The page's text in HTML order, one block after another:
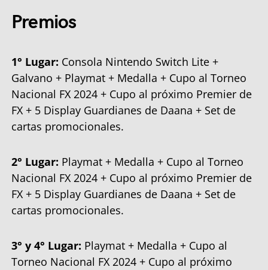
Premios
1° Lugar: Consola Nintendo Switch Lite +
Galvano + Playmat + Medalla + Cupo al Torneo
Nacional FX 2024 + Cupo al próximo Premier de
FX + 5 Display Guardianes de Daana + Set de
cartas promocionales.
2° Lugar: Playmat + Medalla + Cupo al Torneo
Nacional FX 2024 + Cupo al próximo Premier de
FX + 5 Display Guardianes de Daana + Set de
cartas promocionales.
3° y 4° Lugar: Playmat + Medalla + Cupo al
Torneo Nacional FX 2024 + Cupo al próximo